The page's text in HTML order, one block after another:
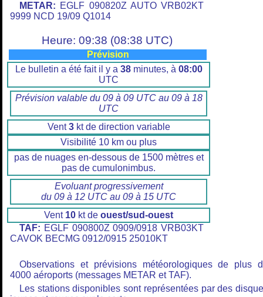
METAR: EGLF 090820Z AUTO VRB02KT
9999 NCD 19/09 Q1014
Heure: 09:38 (08:38 UTC)
Prévision
Le bulletin a été fait il y a 38minutes, à 08:00
UTC
Prévision valable du 09 à 09 UTC au 09 à 18
UTC
Vent3kt de direction variable
Visibilité 10 km ou plus
pas de nuages en-dessous de 1500 mètres et
pas de cumulonimbus.
Evoluant progressivement
du 09 à 12 UTC au 09 à 15 UTC
Vent 10 kt de ouest/sud-ouest
TAF: EGLF 090800Z 0909/0918 VRB03KT
CAVOK BECMG 0912/0915 25010KT
Observations et prévisions météorologiques de plus
4000 aéroports (messages METAR et TAF).
Les stations disponibles sont représentées par des